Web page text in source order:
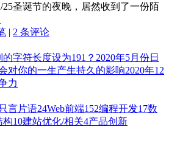
25圣诞节的夜晚，居然收到了一份陌
| 2 条评论
字符长度设为191？ 2020年5月份日
对你的一生产生持久的影响2020年12
力
只言片语24Web前端152编程开发17数
构10建站优化/相关4产品创新